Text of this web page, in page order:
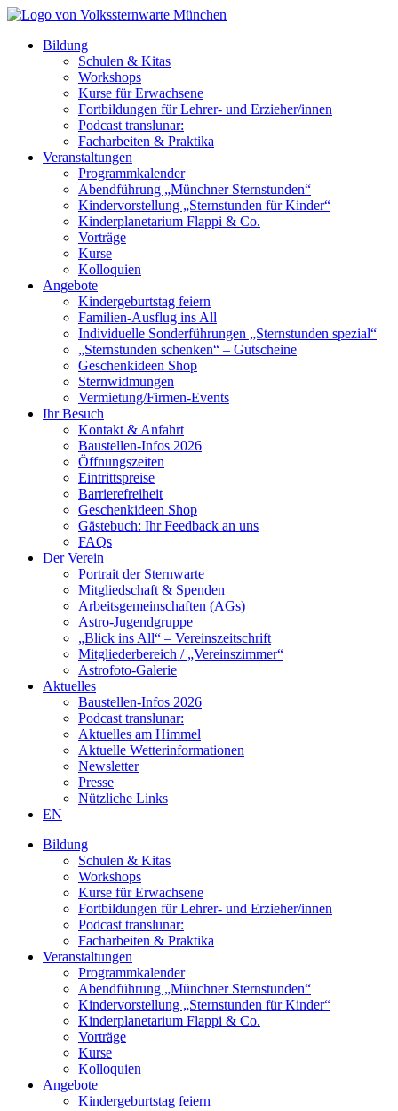
Bildung
Schulen & Kitas
Workshops
Kurse für Erwachsene
Fortbildungen für Lehrer- und Erzieher/innen
Podcast translunar:
Facharbeiten & Praktika
Veranstaltungen
Programmkalender
Abendführung „Münchner Sternstunden“
Kindervorstellung „Sternstunden für Kinder“
Kinderplanetarium Flappi & Co.
Vorträge
Kurse
Kolloquien
Angebote
Kindergeburtstag feiern
Familien-Ausflug ins All
Individuelle Sonderführungen „Sternstunden spezial“
„Sternstunden schenken“ – Gutscheine
Geschenkideen Shop
Sternwidmungen
Vermietung/Firmen-Events
Ihr Besuch
Kontakt & Anfahrt
Baustellen-Infos 2026
Öffnungszeiten
Eintrittspreise
Barrierefreiheit
Geschenkideen Shop
Gästebuch: Ihr Feedback an uns
FAQs
Der Verein
Portrait der Sternwarte
Mitgliedschaft & Spenden
Arbeitsgemeinschaften (AGs)
Astro-Jugendgruppe
„Blick ins All“ – Vereinszeitschrift
Mitgliederbereich / „Vereinszimmer“
Astrofoto-Galerie
Aktuelles
Baustellen-Infos 2026
Podcast translunar:
Aktuelles am Himmel
Aktuelle Wetterinformationen
Newsletter
Presse
Nützliche Links
EN
Bildung
Schulen & Kitas
Workshops
Kurse für Erwachsene
Fortbildungen für Lehrer- und Erzieher/innen
Podcast translunar:
Facharbeiten & Praktika
Veranstaltungen
Programmkalender
Abendführung „Münchner Sternstunden“
Kindervorstellung „Sternstunden für Kinder“
Kinderplanetarium Flappi & Co.
Vorträge
Kurse
Kolloquien
Angebote
Kindergeburtstag feiern